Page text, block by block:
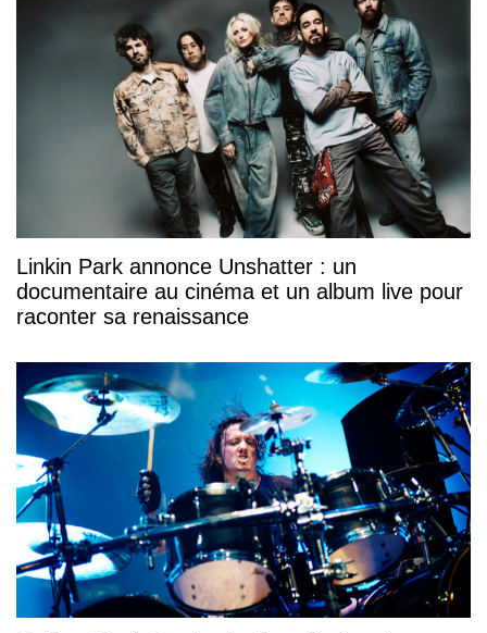
Linkin Park annonce Unshatter : un
documentaire au cinéma et un album live pour
raconter sa renaissance